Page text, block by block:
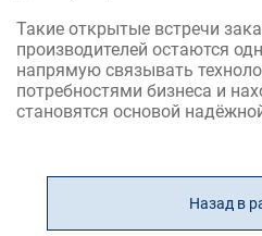
Такие открытые встречи
производителей остаются
напрямую связывать
потребностями бизнеса и
становятся основой
Назад в